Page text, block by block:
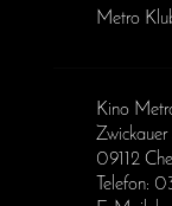
Metro
Kino
Zwickauer
09112
Telefon: